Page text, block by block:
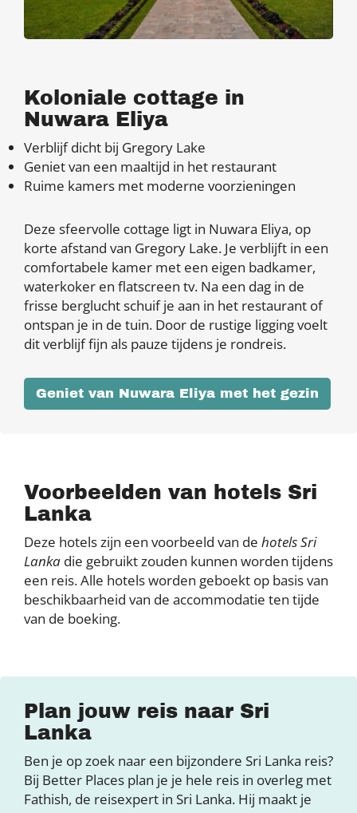
Koloniale cottage in
Nuwara Eliya
Verblijf dicht bij Gregory Lake
Geniet van een maaltijd in het restaurant
Ruime kamers met moderne voorzieningen
Deze sfeervolle cottage ligt in Nuwara Eliya, op
korte afstand van Gregory Lake. Je verblijft in een
comfortabele kamer met een eigen badkamer,
waterkoker en flatscreen tv. Na een dag in de
frisse berglucht schuif je aan in het restaurant of
ontspan je in de tuin. Door de rustige ligging voelt
dit verblijf fijn als pauze tijdens je rondreis.
Geniet van Nuwara Eliya met het gezin
Voorbeelden van hotels Sri
Lanka
Deze hotels zijn een voorbeeld van de hotels Sri
Lanka die gebruikt zouden kunnen worden tijdens
een reis. Alle hotels worden geboekt op basis van
beschikbaarheid van de accommodatie ten tijde
van de boeking.
Plan jouw reis naar Sri
Lanka
Ben je op zoek naar een bijzondere Sri Lanka reis?
Bij Better Places plan je je hele reis in overleg met
Fathish, de reisexpert in Sri Lanka. Hij maakt je